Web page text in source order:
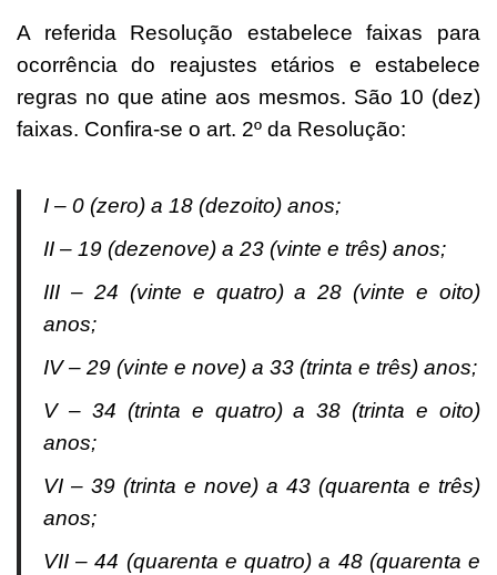
A referida Resolução estabelece faixas para
ocorrência do reajustes etários e estabelece
regras no que atine aos mesmos. São 10 (dez)
faixas. Confira-se o art. 2º da Resolução:
I – 0 (zero) a 18 (dezoito) anos;
II – 19 (dezenove) a 23 (vinte e três) anos;
III – 24 (vinte e quatro) a 28 (vinte e oito)
anos;
IV – 29 (vinte e nove) a 33 (trinta e três) anos;
V – 34 (trinta e quatro) a 38 (trinta e oito)
anos;
VI – 39 (trinta e nove) a 43 (quarenta e três)
anos;
VII – 44 (quarenta e quatro) a 48 (quarenta e